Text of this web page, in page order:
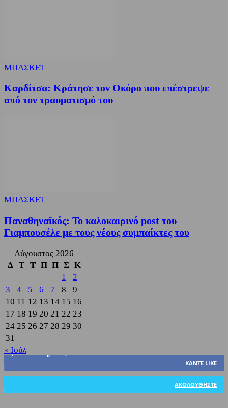
ΜΠΑΣΚΕΤ
Καρδίτσα: Κράτησε τον Οκόρο που επέστρεψε
από τον τραυματισμό του
ΜΠΑΣΚΕΤ
Παναθηναϊκός: Το καλοκαιρινό post του
Γιαμπουσέλε με τους νέους συμπαίκτες του
Αύγουστος 2026
Δ
Τ Τ Π Π Σ Κ
1
2
3
4 5 6 7 8
9
10 11 12 13 14 15 16
17 18 19 20 21 22 23
24 25 26 27 28 29 30
31
« Ιούλ
3,822
ΚΆΝΤΕ LIKE
ΑΚΟΛΟΥΘΉΣΤΕ